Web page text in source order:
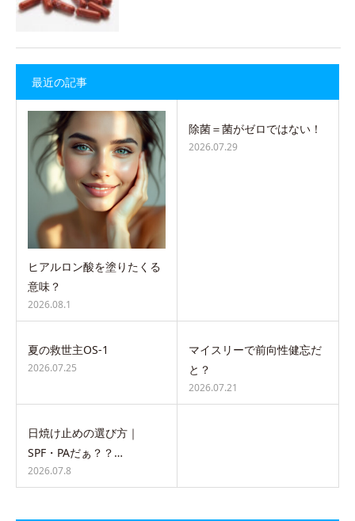
最近の記事
ヒアルロン酸を塗りたくる
意味？
2026.08.1
除菌＝菌がゼロではない！
2026.07.29
夏の救世主OS-1
2026.07.25
マイスリーで前向性健忘だ
と？
2026.07.21
日焼け止めの選び方｜
SPF・PAだぁ？？…
2026.07.8